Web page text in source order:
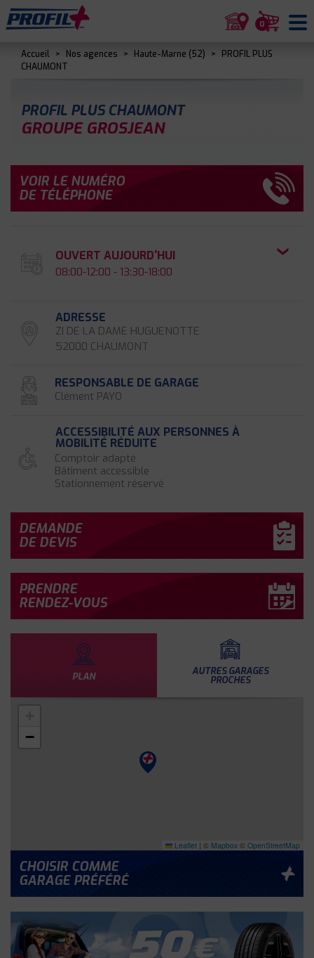
0
Accueil > Nos agences > Haute-Marne (52) >
PROFIL PLUS
CHAUMONT
PROFIL PLUS CHAUMONT
GROUPE GROSJEAN
VOIR LE NUMÉRO
DE TÉLÉPHONE
OUVERT AUJOURD'HUI
08:00-12:00 - 13:30-18:00
ADRESSE
ZI DE LA DAME HUGUENOTTE
52000 CHAUMONT
RESPONSABLE DE GARAGE
Clément PAYO
ACCESSIBILITÉ AUX PERSONNES À
MOBILITÉ RÉDUITE
Comptoir adapté
Bâtiment accessible
Stationnement réservé
PLAN AUTRES GARAGES
PROCHES
−
Leaflet | © Mapbox © OpenStreetMap
CHOISIR COMME
GARAGE PRÉFÉRÉ
DEMANDE
DE DEVIS
PRENDRE
RENDEZ-VOUS